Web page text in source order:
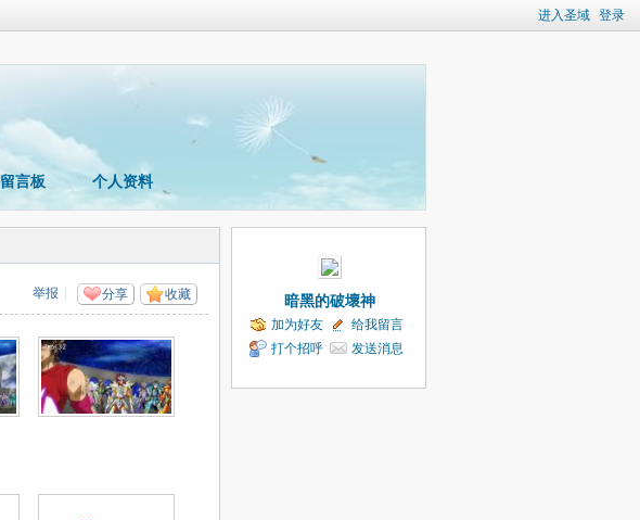
进入圣域 登录
留言板 个人资料
收藏
分享
举报 暗黑的破壞神
加为好友
给我留言
打个招呼
发送消息